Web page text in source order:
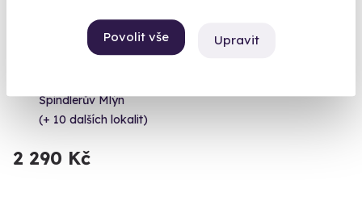
Povolit vše Upravit
Královská thajská masáž
Špindlerův Mlýn
(+ 10 dalších lokalit)
2 290 Kč